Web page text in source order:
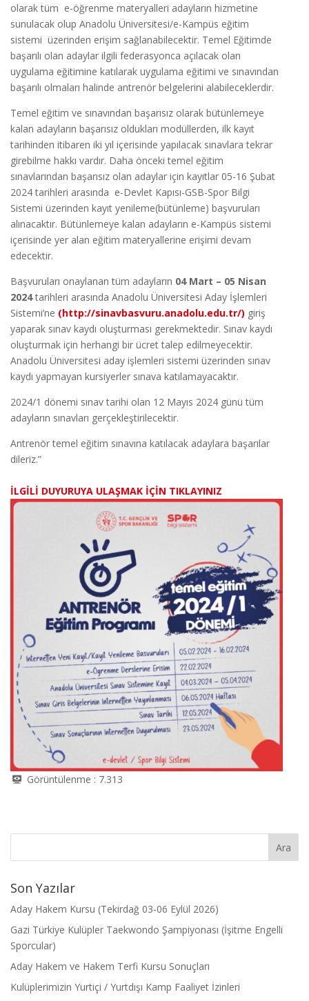
olarak tüm e-öğrenme materyalleri adayların hizmetine
sunulacak olup Anadolu Üniversitesi/e-Kampüs eğitim
sistemi üzerinden erişim sağlanabilecektir. Temel Eğitimde
başarılı olan adaylar ilgili federasyonca açılacak olan
uygulama eğitimine katılarak uygulama eğitimi ve sınavından
başarılı olmaları halinde antrenör belgelerini alabileceklerdir.
Temel eğitim ve sınavından başarısız olarak bütünlemeye
kalan adayların başarısız oldukları modüllerden, ilk kayıt
tarihinden itibaren iki yıl içerisinde yapılacak sınavlara tekrar
girebilme hakkı vardır. Daha önceki temel eğitim
sınavlarından başarısız olan adaylar için kayıtlar 05-16 Şubat
2024 tarihleri arasında e-Devlet Kapısı-GSB-Spor Bilgi
Sistemi üzerinden kayıt yenileme(bütünleme) başvuruları
alınacaktır. Bütünlemeye kalan adayların e-Kampüs sistemi
içerisinde yer alan eğitim materyallerine erişimi devam
edecektir.
Başvuruları onaylanan tüm adayların 04 Mart – 05 Nisan
2024tarihleri arasında Anadolu Üniversitesi Aday İşlemleri
Sistemi’ne (http://sinavbasvuru.anadolu.edu.tr/) giriş
yaparak sınav kaydı oluşturması gerekmektedir. Sınav kaydı
oluşturmak için herhangi bir ücret talep edilmeyecektir.
Anadolu Üniversitesi aday işlemleri sistemi üzerinden sınav
kaydı yapmayan kursiyerler sınava katılamayacaktır.
2024/1 dönemi sınav tarihi olan 12 Mayıs 2024 günü tüm
adayların sınavları gerçekleştirilecektir.
Antrenör temel eğitim sınavına katılacak adaylara başarılar
dileriz.”
İLGİLİ DUYURUYA ULAŞMAK İÇİN TIKLAYINIZ
Görüntülenme : 7.313
Son Yazılar
Aday Hakem Kursu (Tekirdağ 03-06 Eylül 2026)
Gazi Türkiye Kulüpler Taekwondo Şampiyonası (İşitme Engelli
Sporcular)
Aday Hakem ve Hakem Terfi Kursu Sonuçları
Kulüplerimizin Yurtiçi / Yurtdışı Kamp Faaliyet İzinleri